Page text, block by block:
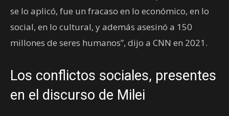
se lo aplicó, fue un fracaso en lo económico, en lo
social, en lo cultural, y además asesinó a 150
millones de seres humanos”, dijo a CNN en 2021.
Los conflictos sociales, presentes
en el discurso de Milei